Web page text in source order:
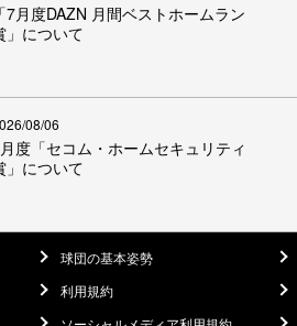
「7月度DAZN 月間ベストホームラン
」について
08/06
度「セコム・ホームセキュリティ
」について
球団の基本姿勢
利用規約